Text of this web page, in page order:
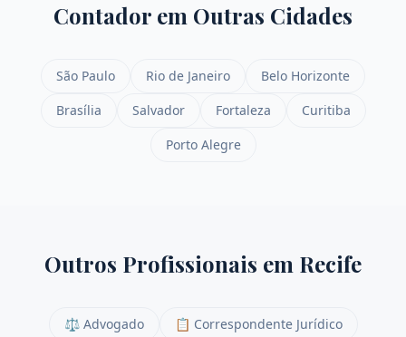
Contador em Outras Cidades
São Paulo Rio de Janeiro
Belo Horizonte
Brasília
Salvador Fortaleza
Curitiba
Porto Alegre
Outros Profissionais em Recife
⚖️ Advogado 📋 Correspondente Jurídico